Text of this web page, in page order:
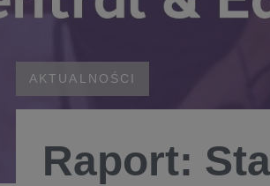
AKTUALNOŚCI
Raport: